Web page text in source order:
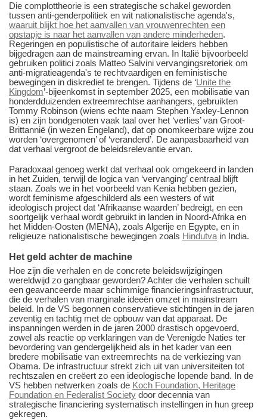
Die complottheorie is een strategische schakel geworden
tussen anti-genderpolitiek en wit nationalistische agenda's,
waaruit blijkt hoe het aanvallen van vrouwenrechten een
opstapje is naar het aanvallen van andere minderheden.
Regeringen en populistische of autoritaire leiders hebben
bijgedragen aan de mainstreaming ervan. In Italië bijvoorbeeld
gebruiken politici zoals Matteo Salvini vervangingsretoriek om
anti-migratieagenda's te rechtvaardigen en feministische
bewegingen in diskrediet te brengen. Tijdens de ‘Unite the
Kingdom’-bijeenkomst in september 2025, een mobilisatie van
honderdduizenden extreemrechtse aanhangers, gebruikten
Tommy Robinson (wiens echte naam Stephen Yaxley-Lennon
is) en zijn bondgenoten vaak taal over het ‘verlies’ van Groot-
Brittannië (in wezen Engeland), dat op onomkeerbare wijze zou
worden ‘overgenomen’ of ‘veranderd’. De aanpasbaarheid van
dat verhaal vergroot de beleidsrelevantie ervan.
Paradoxaal genoeg werkt dat verhaal ook omgekeerd in landen
in het Zuiden, terwijl de logica van ‘vervanging’ centraal blijft
staan. Zoals we in het voorbeeld van Kenia hebben gezien,
wordt feminisme afgeschilderd als een westers of wit
ideologisch project dat ‘Afrikaanse waarden’ bedreigt, en een
soortgelijk verhaal wordt gebruikt in landen in Noord-Afrika en
het Midden-Oosten (MENA), zoals Algerije en Egypte, en in
religieuze nationalistische bewegingen zoals Hindutva in India.
Het geld achter de machine
Hoe zijn die verhalen en de concrete beleidswijzigingen
wereldwijd zo gangbaar geworden? Achter die verhalen schuilt
een geavanceerde maar schimmige financieringsinfrastructuur,
die de verhalen van marginale ideeën omzet in mainstream
beleid. In de VS begonnen conservatieve stichtingen in de jaren
zeventig en tachtig met de opbouw van dat apparaat. De
inspanningen werden in de jaren 2000 drastisch opgevoerd,
zowel als reactie op verklaringen van de Verenigde Naties ter
bevordering van gendergelijkheid als in het kader van een
bredere mobilisatie van extreemrechts na de verkiezing van
Obama. De infrastructuur strekt zich uit van universiteiten tot
rechtszalen en creëert zo een ideologische lopende band. In de
VS hebben netwerken zoals de Koch Foundation, Heritage
Foundation en Federalist Society door decennia van
strategische financiering systematisch instellingen in hun greep
gekregen.